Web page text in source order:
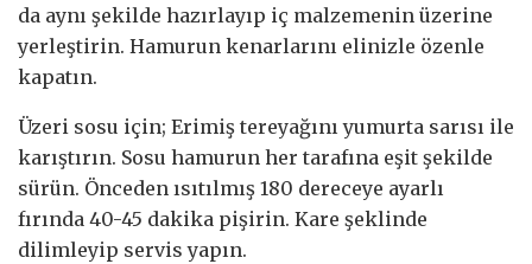
da aynı şekilde hazırlayıp iç malzemenin üzerine
yerleştirin. Hamurun kenarlarını elinizle özenle
kapatın.
Üzeri sosu için; Erimiş tereyağını yumurta sarısı ile
karıştırın. Sosu hamurun her tarafına eşit şekilde
sürün. Önceden ısıtılmış 180 dereceye ayarlı
fırında 40-45 dakika pişirin. Kare şeklinde
dilimleyip servis yapın.